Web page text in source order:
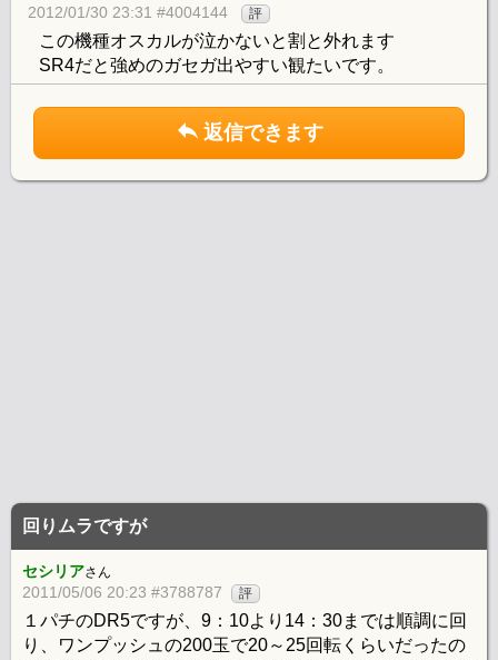
2012/01/30 23:31 #4004144 評
この機種オスカルが泣かないと割と外れます
SR4だと強めのガセガ出やすい観たいです。
返信できます
回りムラですが
セシリアさん
2011/05/06 20:23 #3788787 評
１パチのDR5ですが、9：10より14：30までは順調に回
り、ワンプッシュの200玉で20～25回転くらいだったの